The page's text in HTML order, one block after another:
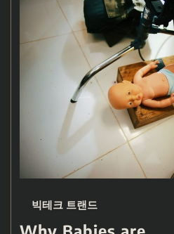
빅테크 트랜드